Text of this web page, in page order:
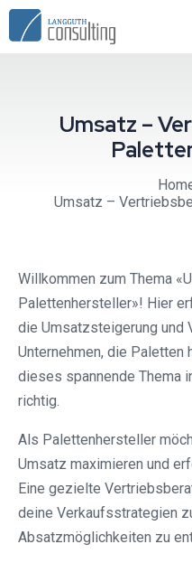
Umsatz –
Umsatz –
Willkommen zum Thema
Palettenhersteller»! Hier
die Umsatzsteigerung und
Unternehmen, die Paletten
dieses spannende Thema
richtig.
Als Palettenhersteller
Umsatz maximieren und
Eine gezielte
deine Verkaufsstrategien
Absatzmöglichkeiten zu